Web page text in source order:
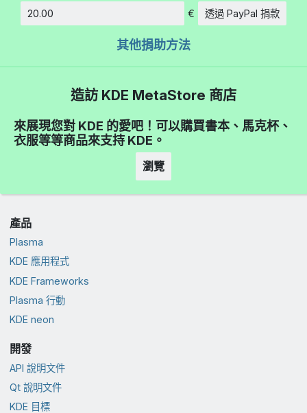
€ 透過 PayPal 捐款
其他捐助方法
造訪 KDE MetaStore 商店
來展現您對 KDE 的愛吧！可以購買書本、馬克杯、
衣服等等商品來支持 KDE。
瀏覽
產品
Plasma
KDE 應用程式
KDE Frameworks
Plasma 行動
KDE neon
開發
API 說明文件
Qt 說明文件
KDE 目標